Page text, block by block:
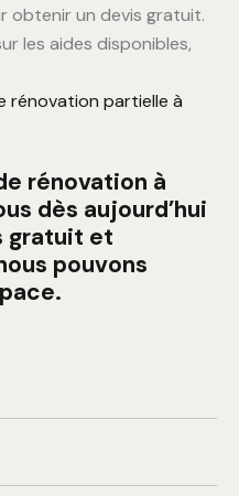
obtenir un devis gratuit.
les aides disponibles,
rénovation partielle à
rénovation à
dès aujourd’hui
gratuit et
pouvons